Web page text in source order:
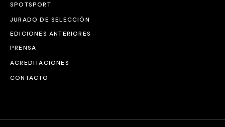
SPOTSPORT
JURADO DE SELECCIÓN
EDICIONES ANTERIORES
PRENSA
ACREDITACIONES
CONTACTO